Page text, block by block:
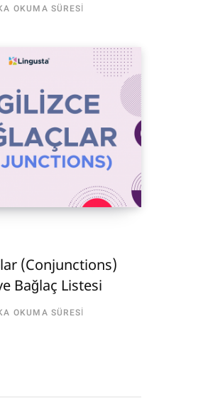
OKUMA SÜRESI
(Conjunctions)
Bağlaç Listesi
OKUMA SÜRESI